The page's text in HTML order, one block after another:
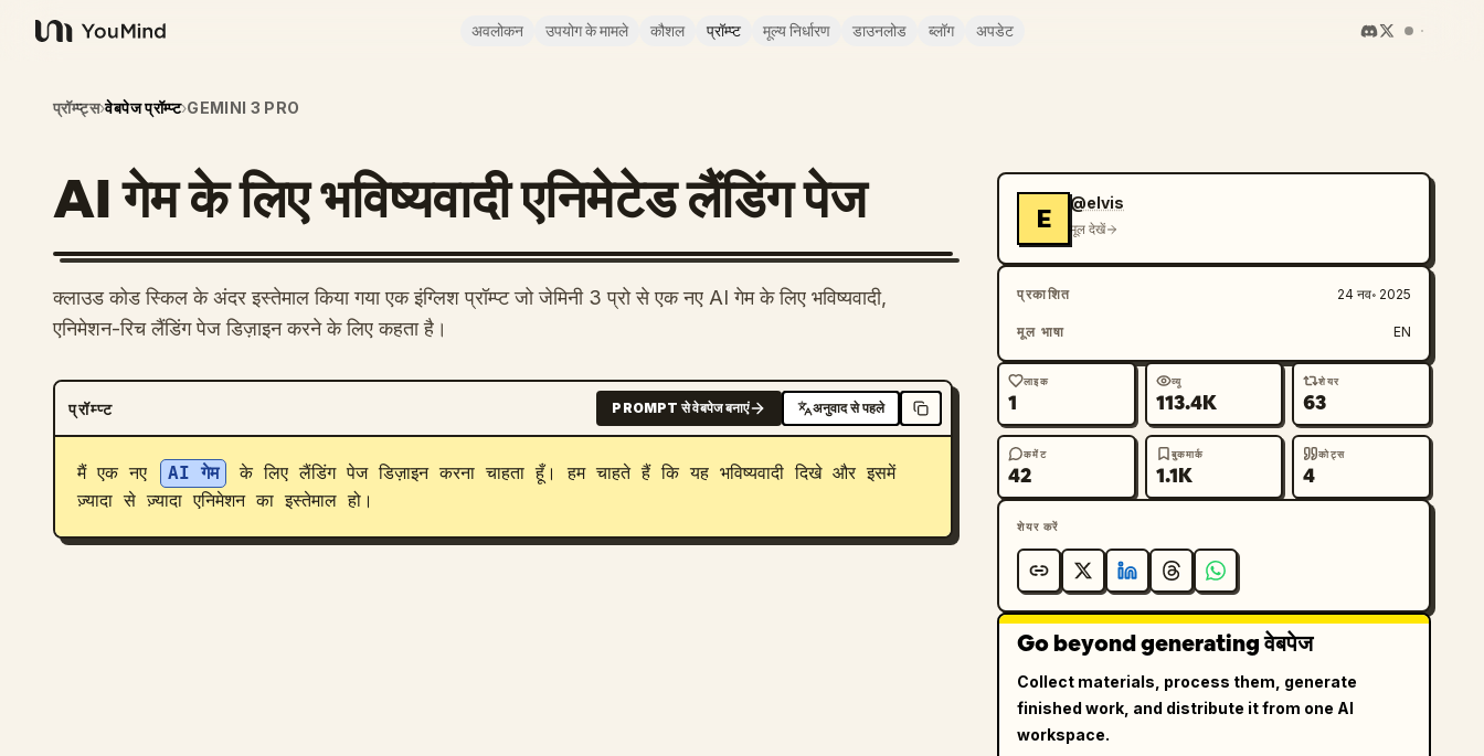
YouMind
अवलोकन उपयोग के मामले कौशल प्रॉम्प्ट मूल्य निर्धारण डाउनलोड ब्लॉग अपडेट
प्रॉम्प्ट्स›वेबपेज प्रॉम्प्ट›GEMINI 3 PRO
AI गेम के लिए भविष्यवादी एनिमेटेड लैंडिंग पेज
क्लाउड कोड स्किल के अंदर इस्तेमाल किया गया एक इंग्लिश प्रॉम्प्ट जो जेमिनी 3 प्रो से एक नए AI गेम के लिए भविष्यवादी,
एनिमेशन-रिच लैंडिंग पेज डिज़ाइन करने के लिए कहता है।
प्रॉम्प्ट PROMPT से वेबपेज बनाएं अनुवाद से पहले
मैं एक नए AI गेम
के लिए लैंडिंग पेज डिज़ाइन करना चाहता हूँ। हम चाहते हैं कि यह भविष्यवादी दिखे और इसमें
ज़्यादा से ज़्यादा एनिमेशन का इस्तेमाल हो।
E
@elvis
मूल देखें
प्रकाशित 24 नव॰ 2025
मूल भाषा EN
लाइक
1
व्यू
113.4K
शेयर
63
कमेंट
42
बुकमार्क
1.1K
कोट्स
4
शेयर करें
Go beyond generating वेबपेज
Collect materials, process them, generate
finished work, and distribute it from one AI
workspace.